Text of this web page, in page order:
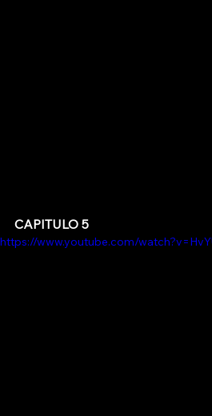
CAPITULO 5
https://www.youtube.com/